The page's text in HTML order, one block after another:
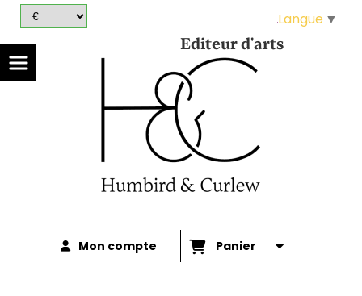
Editeur d'arts
Mon compte Panier
Langue ▼
Panneau de gestion des cookies